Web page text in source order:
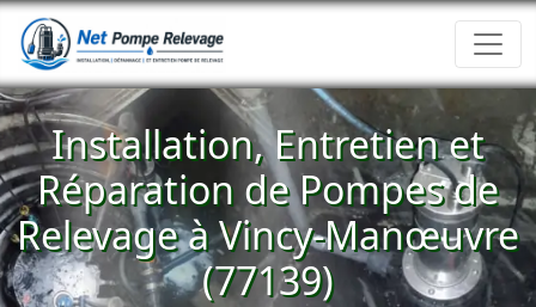
Installation, Entretien et
Réparation de Pompes de
Relevage à Vincy-Manœuvre
(77139)